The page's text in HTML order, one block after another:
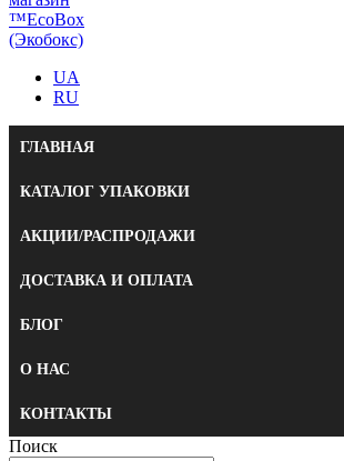
UA
RU
ГЛАВНАЯ
КАТАЛОГ УПАКОВКИ
АКЦИИ/РАСПРОДАЖИ
ДОСТАВКА И ОПЛАТА
БЛОГ
О НАС
КОНТАКТЫ
Поиск